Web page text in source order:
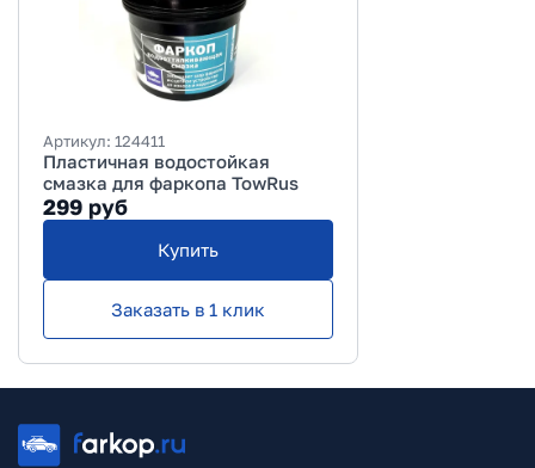
Артикул: 124411
Пластичная водостойкая
смазка для фаркопа TowRus
299 руб
Купить
Заказать в 1 клик